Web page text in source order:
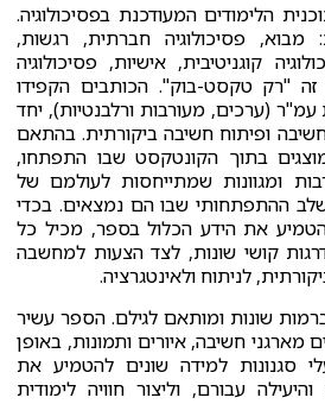
הלימודים המעודכנת בפסיכולוגיה.
8 חטיבות: מבוא, פסיכולוגיה חברתית, רגשות,
קוגניטיבית, אישיות, פסיכולוגיה
זה "רק טקסט-בוק". הכותבים הקפידו
(ערכים, מעורבות ורלבנטיות), יחד
ופיתוח חשיבה ביקורתית. בהתאם
בתוך הקונטקסט שבו התפתחו,
ומגוונות שמתייחסות לעולמם של
ההתפתחותי שבו הם נמצאים. בכדי
את הידע הכלול בספר, מכיל כל
קושי שונות, לצד הצעות למחשבה
לניתוח ולאינטגרציה.
שונות ומותאם לגילם. הספר עשיר
מארגני חשיבה, איורים ותמונות, באופן
סגנונות למידה שונים להטמיע את
עבורם, וליצור חוויה לימודית